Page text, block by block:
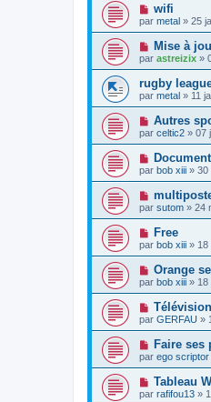
wifi
par metal » 25
Mise à
par astreizix »
rugby
par metal » 11
Autres
par celtic2 » 07
par bob xiii » 30
par sutom » 24
Free
par bob xiii » 18
Orange
par bob xiii » 18
par GERFAU »
Faire ses
par ego scriptor
Tableau
par rafifou13 »